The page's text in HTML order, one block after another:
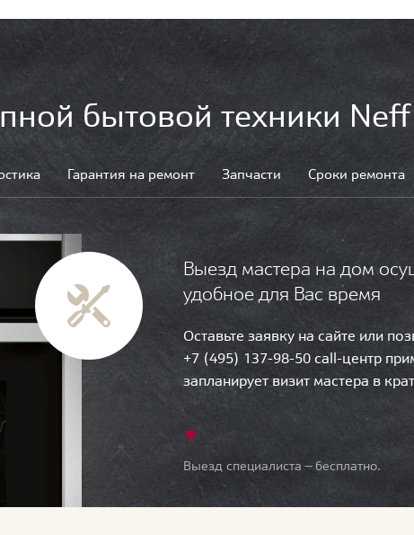
бытовой техники Neff
Гарантия на ремонт Запчасти Сроки ремонта
Выезд мастера на дом
удобное для Вас время
Оставьте заявку на сайте или
+7 (495) 137-98-50 call-центр
запланирует визит мастера в
Выезд специалиста — бесплатно.